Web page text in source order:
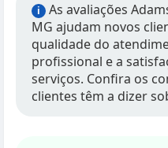
i
As avaliações
MG ajudam novos
qualidade do
profissional e a
serviços. Confira os
clientes têm a dizer